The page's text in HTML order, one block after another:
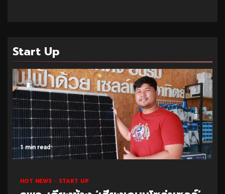
Start Up
1 min read
HOT NEWS START UP